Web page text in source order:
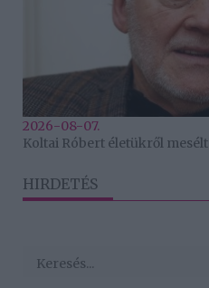
2026-08-07.
Koltai Róbert életükről mesélt
HIRDETÉS